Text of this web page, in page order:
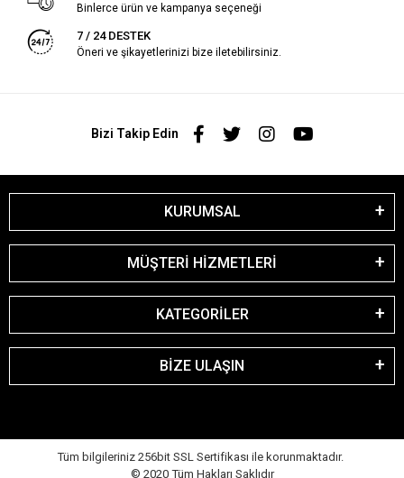
Binlerce ürün ve kampanya seçeneği
7 / 24 DESTEK
Öneri ve şikayetlerinizi bize iletebilirsiniz.
Bizi Takip Edin
KURUMSAL
MÜŞTERİ HİZMETLERİ
KATEGORİLER
BİZE ULAŞIN
Tüm bilgileriniz 256bit SSL Sertifikası ile korunmaktadır.
© 2020 Tüm Hakları Saklıdır